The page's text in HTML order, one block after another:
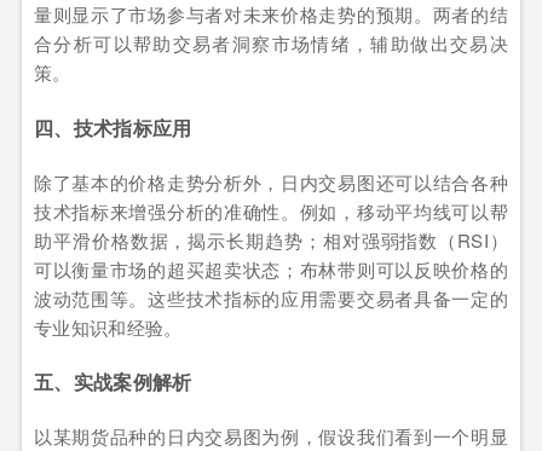
量则显示了市场参与者对未来价格走势的预期。两者的结
合分析可以帮助交易者洞察市场情绪，辅助做出交易决
策。
四、技术指标应用
除了基本的价格走势分析外，日内交易图还可以结合各种
技术指标来增强分析的准确性。例如，移动平均线可以帮
助平滑价格数据，揭示长期趋势；相对强弱指数（RSI）
可以衡量市场的超买超卖状态；布林带则可以反映价格的
波动范围等。这些技术指标的应用需要交易者具备一定的
专业知识和经验。
五、实战案例解析
以某期货品种的日内交易图为例，假设我们看到一个明显